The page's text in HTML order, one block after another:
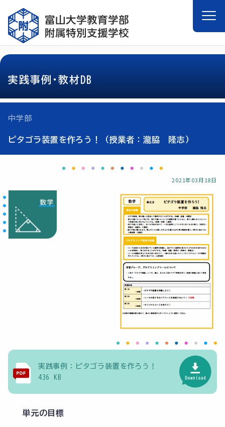
実践事例･教材DB
中学部
ピタゴラ装置を作ろう！（授業者：瀧脇 隆志）
2021年03月18日
実践事例：ピタゴラ装置を作ろう！
436 KB
単元の目標